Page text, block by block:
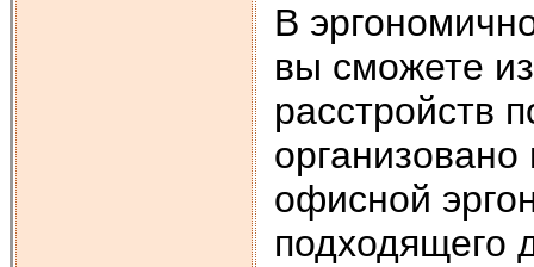
В
вы сможете
расстройств
офисной
подходящего